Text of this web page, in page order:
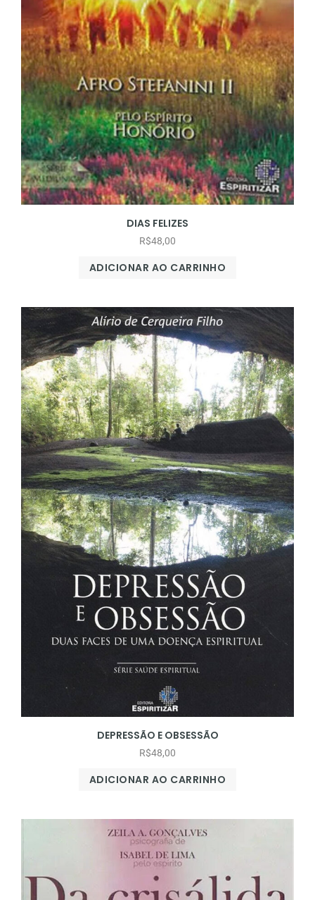
DIAS FELIZES
R$48,00
ADICIONAR AO CARRINHO
DEPRESSÃO E OBSESSÃO
R$48,00
ADICIONAR AO CARRINHO